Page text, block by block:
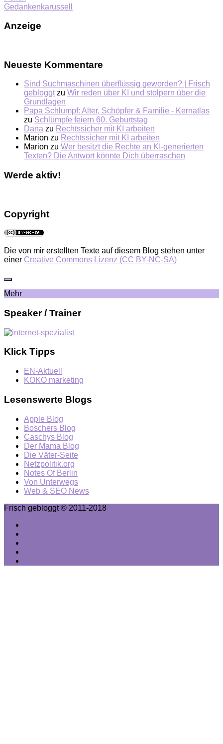
Gedankenkarussell
Anzeige
Neueste Kommentare
Sind Suchmaschinen überflüssig geworden? | Frisch
gebloggtzu Wir reden über KI und stolpern über die
Grundlagen
Papa Schlumpf: Alter, Schöpfer & Familie - Kernatlas
zu Schlümpfe feiern 60. Geburtstag
Dana zu Rechtssicher mit KI arbeiten
Marion zu Rechtssicher mit KI arbeiten
Marion zu Wer besitzt die Rechte an KI-generierten
Texten? Die Antwort könnte Dich überraschen
Werde aktiv!
Copyright
Die von mir erstellten Texte auf diesem Blog stehen unter
einer Creative Commons Lizenz (CC BY-NC-SA)
Mehr
Speaker / Trainer
Klick Tipps
EN-Aktuell
KOKO marketing
Lesenswerte Blogs
Apple Blog
Boschers Blog
Caschys Blog
Der Mama Blog
Die Väter-Seite
Netzpolitik.org
Notes Of Berlin
Von Unterwegs
Web & SEO News
Frisch gebloggt © 2011-2018